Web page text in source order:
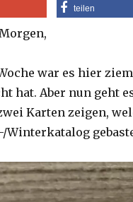
teilen
war es hier
hat. Aber nun geht
Karten zeigen,
Winterkatalog